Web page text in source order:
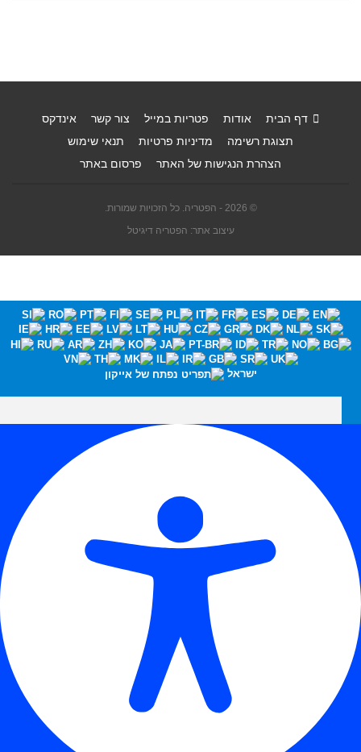
דף הבית אודות פטריות במייל צור קשר
אינדקס
תצוגת רשימה
מדיניות פרטיות
תנאי שימוש
הצהרת הנגישות של האתר
פרסום באתר
© 2026 - הפטריה. כל הזכויות שמורות.
עיצוב אתר: הפטריה דיגיטל
ישראל